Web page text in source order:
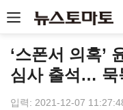
‘스폰서 의혹’
심사 출석… 묵
입력: 2021-12-07